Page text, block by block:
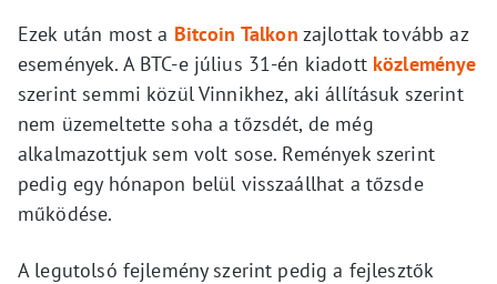
Ezek után most a Bitcoin Talkon zajlottak tovább az
események. A BTC-e július 31-én kiadott közleménye
szerint semmi közül Vinnikhez, aki állításuk szerint
nem üzemeltette soha a tőzsdét, de még
alkalmazottjuk sem volt sose. Remények szerint
pedig egy hónapon belül visszaállhat a tőzsde
működése.
A legutolsó fejlemény szerint pedig a fejlesztők